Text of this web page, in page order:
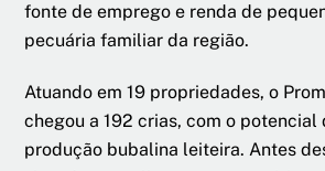
fonte de emprego e renda de
pecuária familiar da região.
Atuando em 19 propriedades, o
chegou a 192 crias, com o potencial
produção bubalina leiteira. Antes